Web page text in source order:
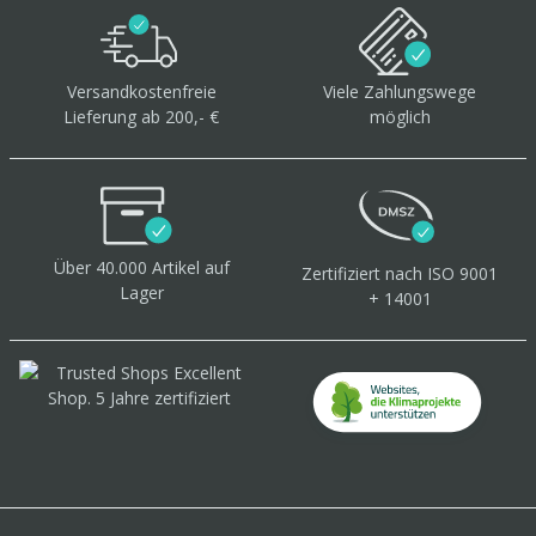
Versandkostenfreie
Lieferung ab 200,- €
Viele Zahlungswege
möglich
Über 40.000 Artikel auf
Lager
Zertifiziert nach ISO 9001
+ 14001